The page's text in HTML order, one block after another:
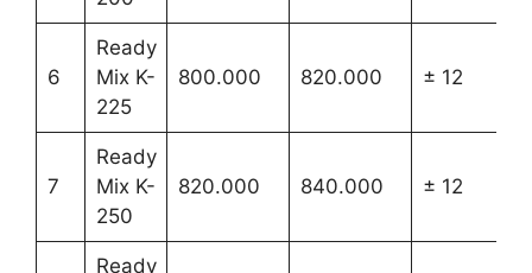
6
Ready
Mix K-
225
800.000 820.000 ± 12
7
Ready
Mix K-
250
820.000 840.000 ± 12
Ready